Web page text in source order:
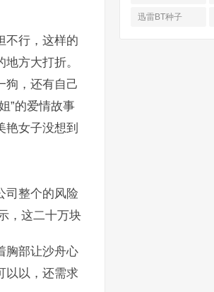
不行，这样的
方大打折。
狗，还有自己
”的爱情故事
艳女子没想到
司整个的风险
，这二十万块
胸部让沙舟心
以以，还需求
迅雷BT种子